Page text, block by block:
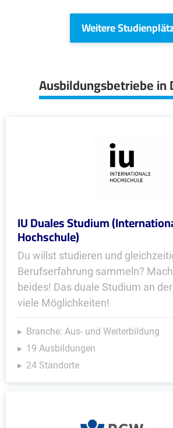
Weitere
Ausbildungsbetriebe in
IU Duales Studium
Hochschule)
Du willst studieren und
Berufserfahrung sammeln?
beides! Das duale Studium an
viele Möglichkeiten!
Branche: Aus- und Weiterbildung
19 Ausbildungen
24 Standorte